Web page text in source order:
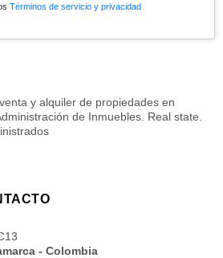
Términos de servicio y privacidad
y alquiler de propiedades en
de Inmuebles. Real state.
- Colombia